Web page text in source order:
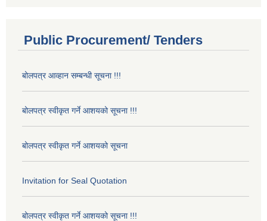
Public Procurement/ Tenders
बोलपत्र आव्हान सम्बन्धी सूचना !!!
बोलपत्र स्वीकृत गर्ने आशयको सूचना !!!
बोलपत्र स्वीकृत गर्ने आशयको सूचना
Invitation for Seal Quotation
बोलपत्र स्वीकृत गर्ने आशयको सूचना !!!